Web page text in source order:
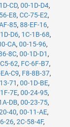
CD, 00-1D-D4,
E8, CC-75-E2,
85, 88-EF-16,
D6, 1C-1B-68,
CA, 00-15-96,
8C, 00-1D-D1 ,
62, FC-6F-B7,
C9, F8-8B-37,
71 , 00-1D-BE,
7E, 00-24-95,
DB, 00-23-75,
40, 00-11-AE,
26, 2C-58-4F,